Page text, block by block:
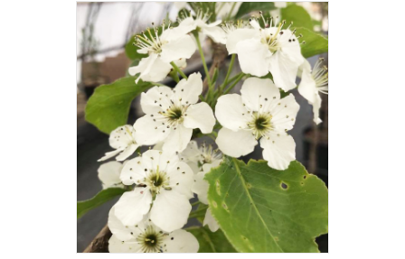
a
plusieurs
variations.
Les
options
peuvent
être
choisies
sur
la
page
du
produit